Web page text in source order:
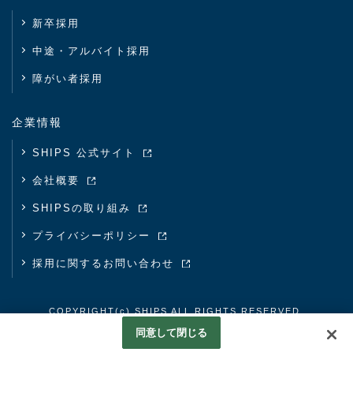
新卒採用
中途・アルバイト採用
障がい者採用
企業情報
SHIPS 公式サイト
会社概要
SHIPSの取り組み
プライバシーポリシー
採用に関するお問い合わせ
COPYRIGHT(c) SHIPS ALL RIGHTS RESERVED.
Googleアナリティクスの利用について
同意して閉じる